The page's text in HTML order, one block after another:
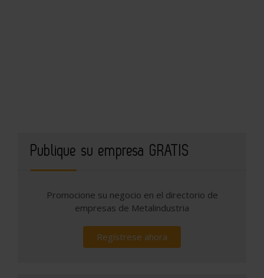
Publique su empresa GRATIS
Promocione su negocio en el directorio de
empresas de Metalindustria
Regístrese ahora